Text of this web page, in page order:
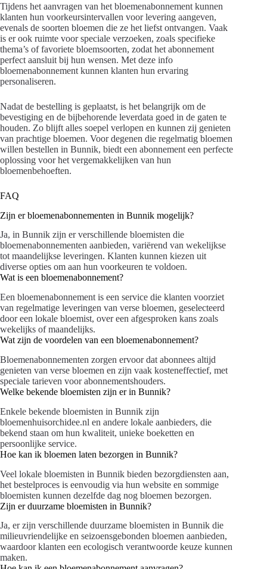
Tijdens het aanvragen van het bloemenabonnement kunnen
klanten hun voorkeursintervallen voor levering aangeven,
evenals de soorten bloemen die ze het liefst ontvangen. Vaak
is er ook ruimte voor speciale verzoeken, zoals specifieke
thema’s of favoriete bloemsoorten, zodat het abonnement
perfect aansluit bij hun wensen. Met deze info
bloemenabonnement kunnen klanten hun ervaring
personaliseren.
Nadat de bestelling is geplaatst, is het belangrijk om de
bevestiging en de bijbehorende leverdata goed in de gaten te
houden. Zo blijft alles soepel verlopen en kunnen zij genieten
van prachtige bloemen. Voor degenen die regelmatig bloemen
willen bestellen in Bunnik, biedt een abonnement een perfecte
oplossing voor het vergemakkelijken van hun
bloemenbehoeften.
FAQ
Zijn er bloemenabonnementen in Bunnik mogelijk?
Ja, in Bunnik zijn er verschillende bloemisten die
bloemenabonnementen aanbieden, variërend van wekelijkse
tot maandelijkse leveringen. Klanten kunnen kiezen uit
diverse opties om aan hun voorkeuren te voldoen.
Wat is een bloemenabonnement?
Een bloemenabonnement is een service die klanten voorziet
van regelmatige leveringen van verse bloemen, geselecteerd
door een lokale bloemist, over een afgesproken kans zoals
wekelijks of maandelijks.
Wat zijn de voordelen van een bloemenabonnement?
Bloemenabonnementen zorgen ervoor dat abonnees altijd
genieten van verse bloemen en zijn vaak kosteneffectief, met
speciale tarieven voor abonnementshouders.
Welke bekende bloemisten zijn er in Bunnik?
Enkele bekende bloemisten in Bunnik zijn
bloemenhuisorchidee.nl en andere lokale aanbieders, die
bekend staan om hun kwaliteit, unieke boeketten en
persoonlijke service.
Hoe kan ik bloemen laten bezorgen in Bunnik?
Veel lokale bloemisten in Bunnik bieden bezorgdiensten aan,
het bestelproces is eenvoudig via hun website en sommige
bloemisten kunnen dezelfde dag nog bloemen bezorgen.
Zijn er duurzame bloemisten in Bunnik?
Ja, er zijn verschillende duurzame bloemisten in Bunnik die
milieuvriendelijke en seizoensgebonden bloemen aanbieden,
waardoor klanten een ecologisch verantwoorde keuze kunnen
maken.